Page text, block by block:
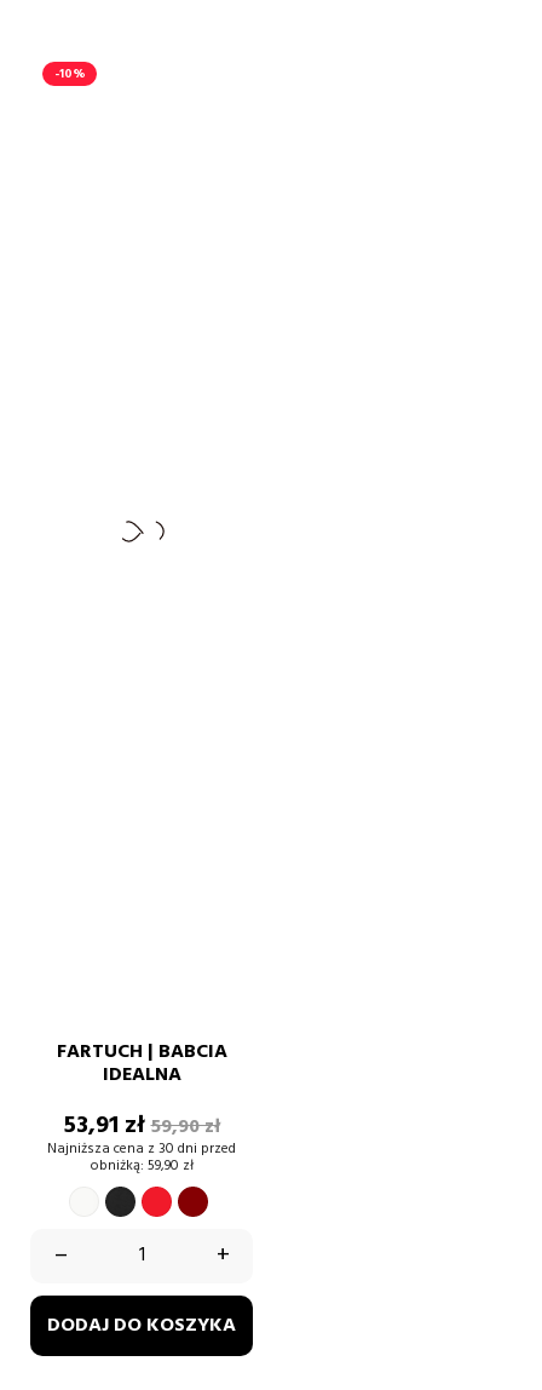
-10%
FARTUCH | BABCIA
IDEALNA
Cena
53,91 złCena
podstawowa
59,90 zł
Najniższa cena z 30 dni przed
obniżką: 59,90 zł
BIAŁYCZARNYCZERWONY
BORDOWY
– +
DODAJ DO KOSZYKA